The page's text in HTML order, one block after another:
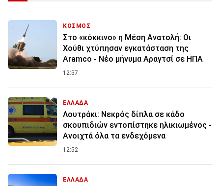
ΚΟΣΜΟΣ
Στο «κόκκινο» η Μέση Ανατολή: Οι
Χούθι χτύπησαν εγκατάσταση της
Aramco - Νέο μήνυμα Αραγτσί σε ΗΠΑ
12:57
ΕΛΛΑΔΑ
Λουτράκι: Νεκρός δίπλα σε κάδο
σκουπιδιών εντοπίστηκε ηλικιωμένος -
Ανοιχτά όλα τα ενδεχόμενα
12:52
ΕΛΛΑΔΑ